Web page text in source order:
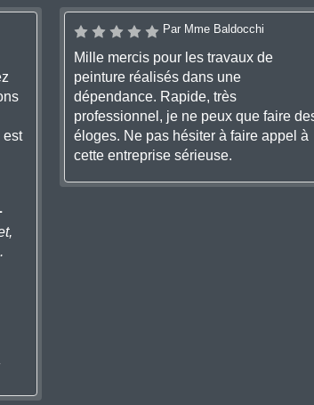
est
Par Mme Baldocchi
Mille mercis pour les travaux de
peinture réalisés dans une
dépendance. Rapide, très
professionnel, je ne peux que faire
éloges. Ne pas hésiter à faire appel à
cette entreprise sérieuse.